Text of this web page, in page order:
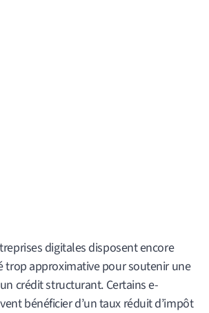
digitales disposent encore
trop approximative pour soutenir une
crédit structurant. Certains e-
bénéficier d’un taux réduit d’impôt